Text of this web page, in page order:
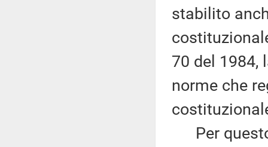
stabilito
70 del 1984,
norme che
Per